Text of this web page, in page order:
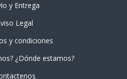
y Entrega
Legal
y condiciones
¿Dónde estamos?